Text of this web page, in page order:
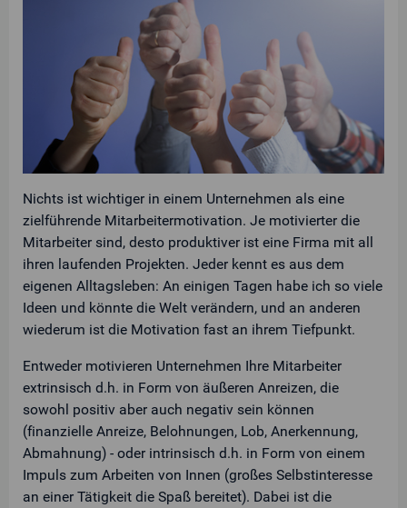
Nichts ist wichtiger in einem Unternehmen als eine
zielführende Mitarbeitermotivation. Je motivierter die
Mitarbeiter sind, desto produktiver ist eine Firma mit all
ihren laufenden Projekten. Jeder kennt es aus dem
eigenen Alltagsleben: An einigen Tagen habe ich so viele
Ideen und könnte die Welt verändern, und an anderen
wiederum ist die Motivation fast an ihrem Tiefpunkt.
Entweder motivieren Unternehmen Ihre Mitarbeiter
extrinsisch d.h. in Form von äußeren Anreizen, die
sowohl positiv aber auch negativ sein können
(finanzielle Anreize, Belohnungen, Lob, Anerkennung,
Abmahnung) - oder intrinsisch d.h. in Form von einem
Impuls zum Arbeiten von Innen (großes Selbstinteresse
an einer Tätigkeit die Spaß bereitet). Dabei ist die